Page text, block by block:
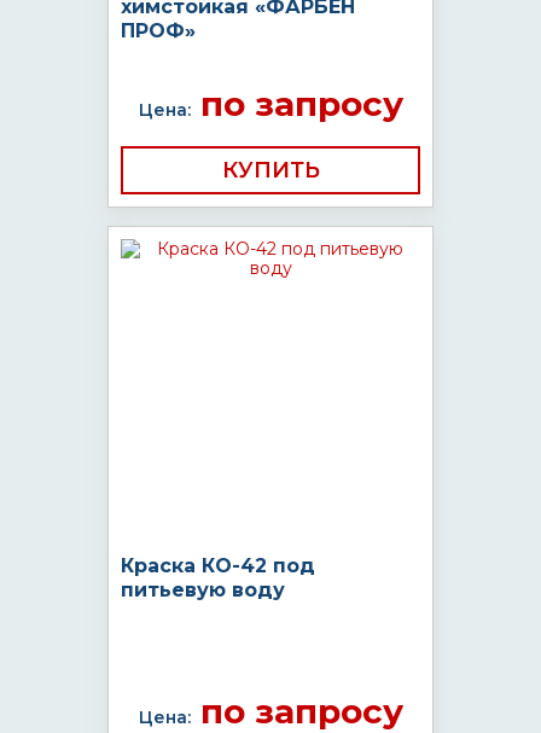
химстойкая «ФАРБЕН
ПРОФ»
Цена:по запросу
КУПИТЬ
Краска КО-42 под
питьевую воду
Цена:по запросу